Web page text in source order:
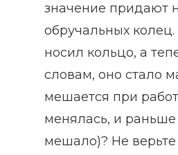
значение придают
обручальных
носил кольцо, а
словам, оно стало
мешается при
менялась, и
мешало)? Не